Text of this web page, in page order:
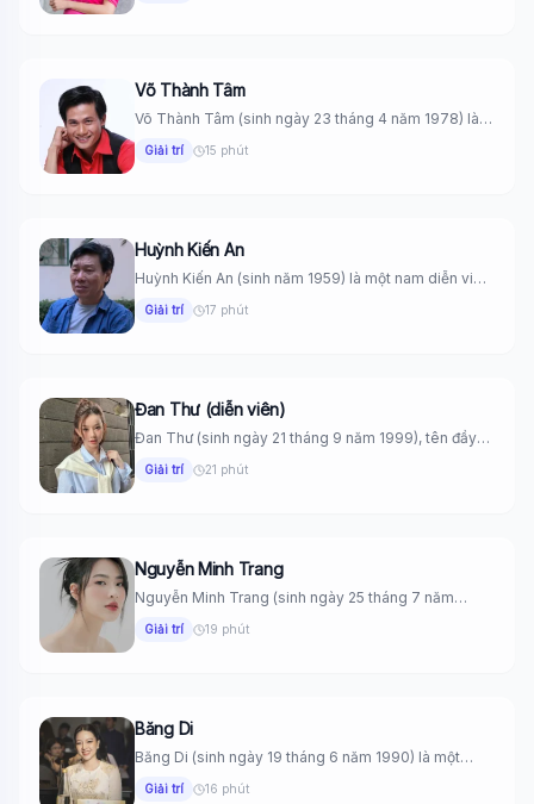
Võ Thành Tâm
Võ Thành Tâm (sinh ngày 23 tháng 4 năm 1978) là
Giải trí 15 phút
Huỳnh Kiến An
Huỳnh Kiến An (sinh năm 1959) là một nam diễn viên
Giải trí 17 phút
Đan Thư (diễn viên)
Đan Thư (sinh ngày 21 tháng 9 năm 1999), tên đầy
Giải trí 21 phút
Nguyễn Minh Trang
Nguyễn Minh Trang (sinh ngày 25 tháng 7 năm
Giải trí 19 phút
Băng Di
Băng Di (sinh ngày 19 tháng 6 năm 1990) là một
Giải trí 16 phút